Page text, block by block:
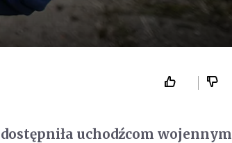
uchodźcom wojennym